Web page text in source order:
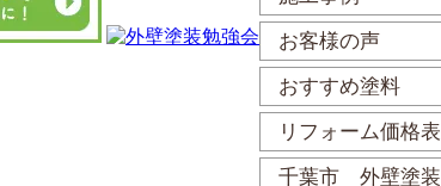
お客様の声
おすすめ塗料
リフォーム価格表
千葉市 外壁塗装